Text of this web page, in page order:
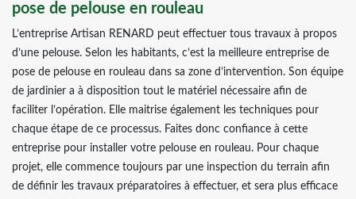
pose de pelouse en rouleau
L’entreprise Artisan RENARD peut effectuer tous travaux à propos
d’une pelouse. Selon les habitants, c’est la meilleure entreprise de
pose de pelouse en rouleau dans sa zone d’intervention. Son équipe
de jardinier a à disposition tout le matériel nécessaire afin de
faciliter l’opération. Elle maitrise également les techniques pour
chaque étape de ce processus. Faites donc confiance à cette
entreprise pour installer votre pelouse en rouleau. Pour chaque
projet, elle commence toujours par une inspection du terrain afin
de définir les travaux préparatoires à effectuer, et sera plus efficace